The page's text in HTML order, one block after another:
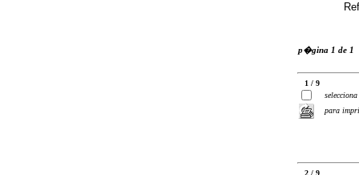
p�gina 1 de 1
1 / 9
selecciona
para
2 / 9